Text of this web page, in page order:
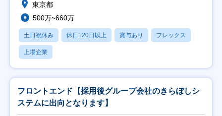
東京都
500万~660万
土日祝休み 休日120日以上 賞与あり フレックス
上場企業
フロントエンド【採用後グループ会社のきらぼしシ
ステムに出向となります】